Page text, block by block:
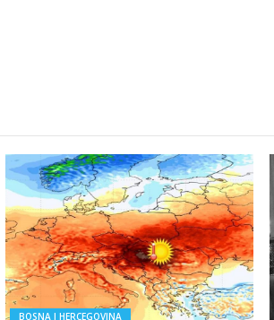
BOSNA I HERCEGOVINA